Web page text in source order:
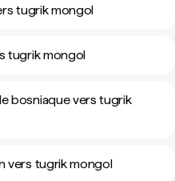
tugrik mongol
tugrik mongol
bosniaque vers tugrik
vers tugrik mongol